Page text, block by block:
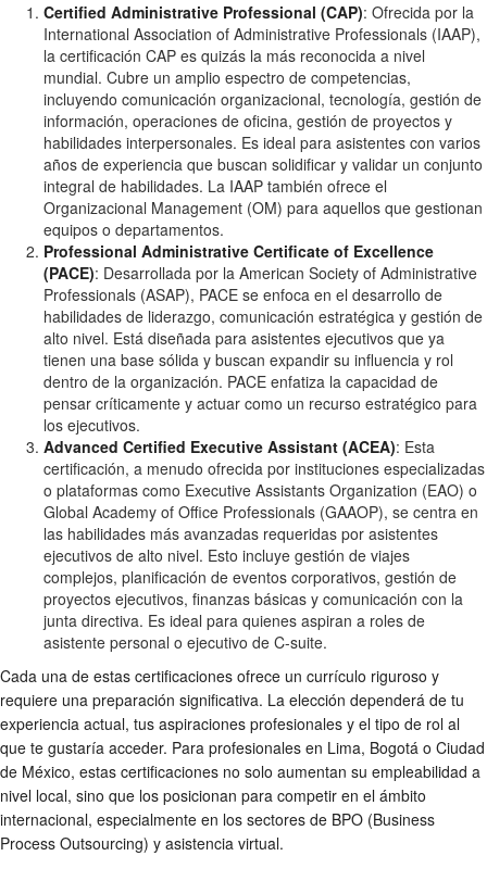
Certified Administrative Professional (CAP): Ofrecida por la
International Association of Administrative Professionals (IAAP),
la certificación CAP es quizás la más reconocida a nivel
mundial. Cubre un amplio espectro de competencias,
incluyendo comunicación organizacional, tecnología, gestión de
información, operaciones de oficina, gestión de proyectos y
habilidades interpersonales. Es ideal para asistentes con varios
años de experiencia que buscan solidificar y validar un conjunto
integral de habilidades. La IAAP también ofrece el
Organizacional Management (OM) para aquellos que gestionan
equipos o departamentos.
Professional Administrative Certificate of Excellence
(PACE): Desarrollada por la American Society of Administrative
Professionals (ASAP), PACE se enfoca en el desarrollo de
habilidades de liderazgo, comunicación estratégica y gestión de
alto nivel. Está diseñada para asistentes ejecutivos que ya
tienen una base sólida y buscan expandir su influencia y rol
dentro de la organización. PACE enfatiza la capacidad de
pensar críticamente y actuar como un recurso estratégico para
los ejecutivos.
Advanced Certified Executive Assistant (ACEA): Esta
certificación, a menudo ofrecida por instituciones especializadas
o plataformas como Executive Assistants Organization (EAO) o
Global Academy of Office Professionals (GAAOP), se centra en
las habilidades más avanzadas requeridas por asistentes
ejecutivos de alto nivel. Esto incluye gestión de viajes
complejos, planificación de eventos corporativos, gestión de
proyectos ejecutivos, finanzas básicas y comunicación con la
junta directiva. Es ideal para quienes aspiran a roles de
asistente personal o ejecutivo de C-suite.
Cada una de estas certificaciones ofrece un currículo riguroso y
requiere una preparación significativa. La elección dependerá de tu
experiencia actual, tus aspiraciones profesionales y el tipo de rol al
que te gustaría acceder. Para profesionales en Lima, Bogotá o Ciudad
de México, estas certificaciones no solo aumentan su empleabilidad a
nivel local, sino que los posicionan para competir en el ámbito
internacional, especialmente en los sectores de BPO (Business
Process Outsourcing) y asistencia virtual.